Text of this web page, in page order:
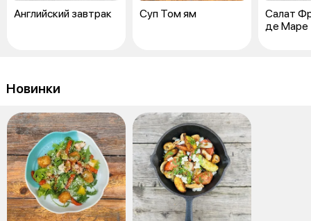
Английский завтрак Суп Том ям
Салат
де Маре
Новинки